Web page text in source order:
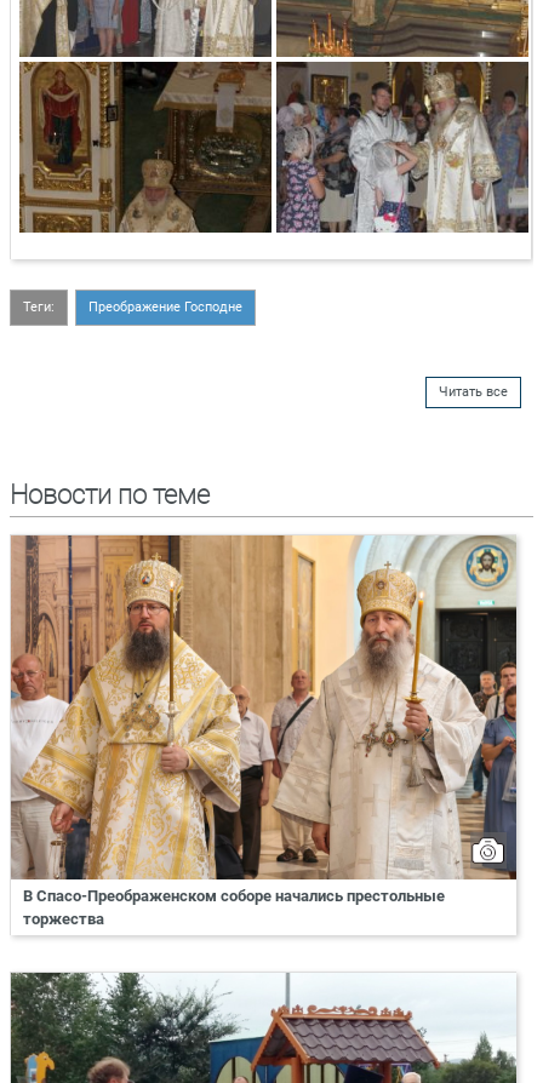
Теги: Преображение Господне
Читать все
Новости по теме
В Спасо-Преображенском соборе начались престольные
торжества